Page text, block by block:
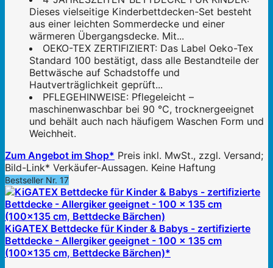
Dieses vielseitige Kinderbettdecken-Set besteht
aus einer leichten Sommerdecke und einer
wärmeren Übergangsdecke. Mit...
OEKO-TEX ZERTIFIZIERT: Das Label Oeko-Tex
Standard 100 bestätigt, dass alle Bestandteile der
Bettwäsche auf Schadstoffe und
Hautverträglichkeit geprüft...
PFLEGEHINWEISE: Pflegeleicht –
maschinenwaschbar bei 90 °C, trocknergeeignet
und behält auch nach häufigem Waschen Form und
Weichheit.
Zum Angebot im Shop* Preis inkl. MwSt., zzgl. Versand;
Bild-Link* Verkäufer-Aussagen. Keine Haftung
Bestseller Nr. 17
KiGATEX Bettdecke für Kinder & Babys - zertifizierte
Bettdecke - Allergiker geeignet - 100 x 135 cm
(100x135 cm, Bettdecke Bärchen)*